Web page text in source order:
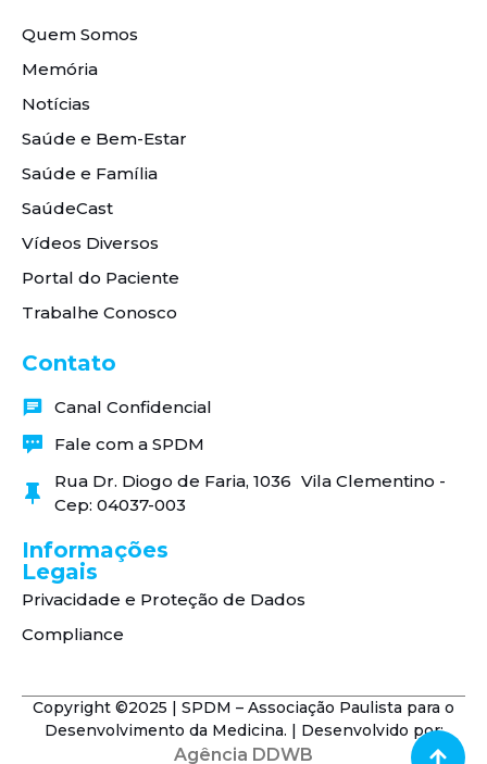
Quem Somos
Memória
Notícias
Saúde e Bem-Estar
Saúde e Família
SaúdeCast
Vídeos Diversos
Portal do Paciente
Trabalhe Conosco
Contato
Canal Confidencial
Fale com a SPDM
Rua Dr. Diogo de Faria, 1036 Vila Clementino -
Cep: 04037-003
Informações
Legais
Privacidade e Proteção de Dados
Compliance
Copyright ©2025 | SPDM – Associação Paulista para o
Desenvolvimento da Medicina. | Desenvolvido por:
Agência DDWB